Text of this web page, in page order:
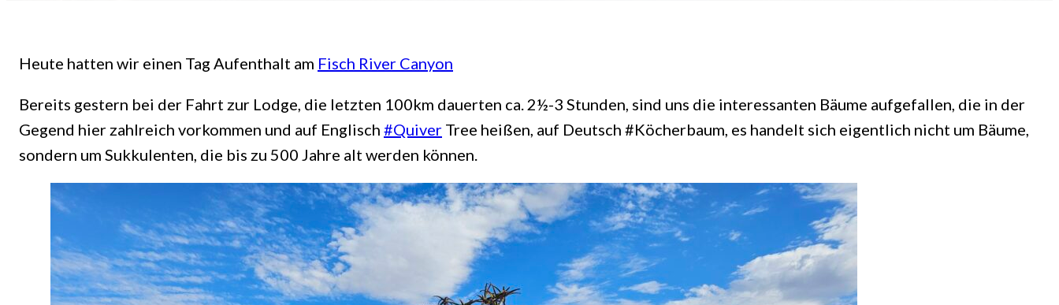
Heute hatten wir einen Tag Aufenthalt am Fisch River Canyon
Bereits gestern bei der Fahrt zur Lodge, die letzten 100km dauerten ca. 2½-3 Stunden, sind uns die interessanten Bäume aufgefallen, die in der
Gegend hier zahlreich vorkommen und auf Englisch #Quiver Tree heißen, auf Deutsch #Köcherbaum, es handelt sich eigentlich nicht um Bäume,
sondern um Sukkulenten, die bis zu 500 Jahre alt werden können.